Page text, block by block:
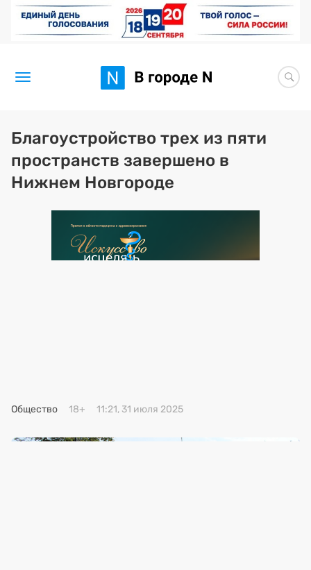
Новости
Статьи
Здоровье
BORЩ
Искусство исцелять
Благоустройство трех из пяти
пространств завершено в
Нижнем Новгороде
Общество 18+ 11:21, 31 июля 2025